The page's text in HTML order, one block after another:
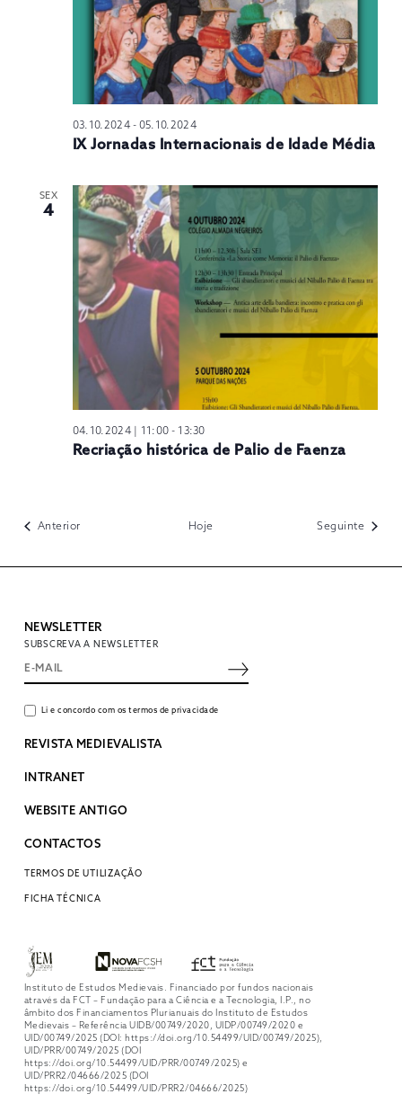
03.10.2024- 05.10.2024
IX Jornadas Internacionais de Idade Média
SEX
4
04.10.2024 | 11:00 - 13:30
Recriação histórica de Palio de Faenza
AnteriorEventos Hoje Seguinte
NEWSLETTER
SUBSCREVA A NEWSLETTER
Li e concordo com os termos de privacidade
REVISTA MEDIEVALISTA
INTRANET
WEBSITE ANTIGO
CONTACTOS
TERMOS DE UTILIZAÇÃO
FICHA TÉCNICA
Instituto de Estudos Medievais. Financiado por fundos nacionais
através da FCT – Fundação para a Ciência e a Tecnologia, I.P., no
âmbito dos Financiamentos Plurianuais do Instituto de Estudos
Medievais – Referência UIDB/00749/2020, UIDP/00749/2020 e
UID/00749/2025 (DOI: https://doi.org/10.54499/UID/00749/2025),
UID/PRR/00749/2025 (DOI
https://doi.org/10.54499/UID/PRR/00749/2025) e
UID/PRR2/04666/2025 (DOI
https://doi.org/10.54499/UID/PRR2/04666/2025)